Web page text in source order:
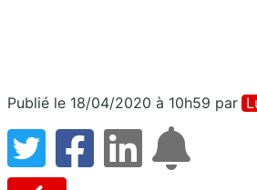
Publié le 18/04/2020 à 10h59 par